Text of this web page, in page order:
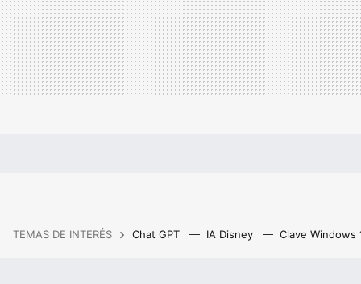
TEMAS DE INTERÉS Chat GPT IA Disney Clave Windows